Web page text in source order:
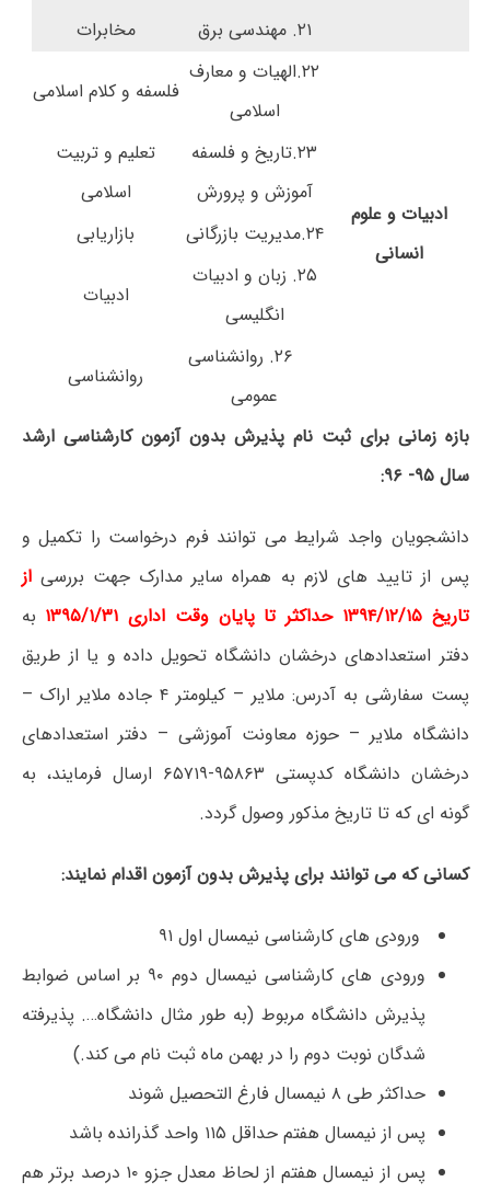
۲۱. مهندسی برق
مخابرات
ادبیات و علوم
انسانی
۲۲.الهیات و معارف
اسلامی
فلسفه و کلام اسلامی
۲۳.تاریخ و فلسفه
آموزش و پرورش
تعلیم و تربیت
اسلامی
۲۴.مدیریت بازرگانی
بازاریابی
۲۵. زبان و ادبیات
انگلیسی
ادبیات
۲۶. روانشناسی
عمومی
روانشناسی
بازه زمانی برای ثبت نام پذیرش بدون آزمون کارشناسی ارشد
سال ۹۵- ۹۶:
دانشجویان واجد شرایط می توانند فرم درخواست را تکمیل و
پس از تایید های لازم به همراه سایر مدارک جهت بررسیاز
تاریخ ۱۳۹۴/۱۲/۱۵ حداکثر تا پایان وقت اداری ۱۳۹۵/۱/۳۱
به
دفتر استعدادهای درخشان دانشگاه تحویل داده و یا از طریق
پست سفارشی به آدرس: ملایر – کیلومتر ۴ جاده ملایر اراک –
دانشگاه ملایر – حوزه معاونت آموزشی – دفتر استعدادهای
درخشان دانشگاه کدپستی ۹۵۸۶۳-۶۵۷۱۹ ارسال فرمایند، به
گونه ای که تا تاریخ مذکور وصول گردد.
کسانی که می توانند برای پذیرش بدون آزمون اقدام نمایند:
ورودی های کارشناسی نیمسال اول ۹۱
ورودی های کارشناسی نیمسال دوم ۹۰ بر اساس ضوابط
پذیرش دانشگاه مربوط (به طور مثال دانشگاه…. پذیرفته
شدگان نوبت دوم را در بهمن ماه ثبت نام می کند.)
حداکثر طی ۸ نیمسال فارغ التحصیل شوند
پس از نیمسال هفتم حداقل ۱۱۵ واحد گذرانده باشد
پس از نیمسال هفتم از لحاظ معدل جزو ۱۰ درصد برتر هم